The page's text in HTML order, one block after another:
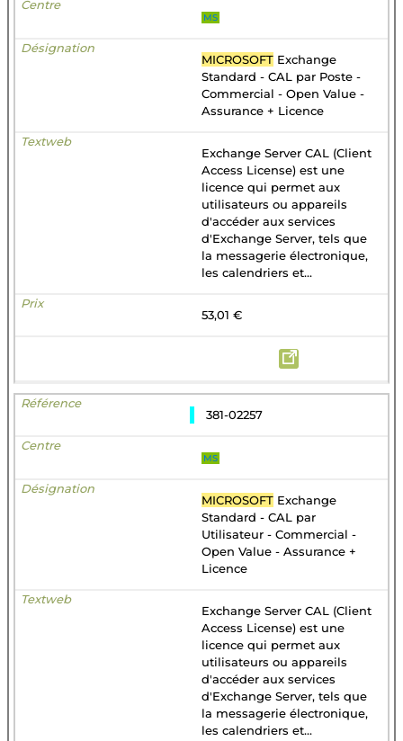
MS
MICROSOFT Exchange
Standard - CAL par Poste -
Commercial - Open Value -
Assurance + Licence
Exchange Server CAL (Client
Access License) est une
licence qui permet aux
utilisateurs ou appareils
d'accéder aux services
d'Exchange Server, tels que
la messagerie électronique,
les calendriers et...
53,01 €
381-02257
MS
MICROSOFT Exchange
Standard - CAL par
Utilisateur - Commercial -
Open Value - Assurance +
Licence
Exchange Server CAL (Client
Access License) est une
licence qui permet aux
utilisateurs ou appareils
d'accéder aux services
d'Exchange Server, tels que
la messagerie électronique,
les calendriers et...